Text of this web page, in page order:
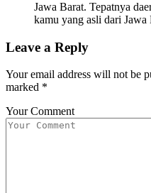
Jawa Barat. Tepatnya
kamu yang asli dari
Leave a Reply
Your email address will not be
marked *
Your Comment